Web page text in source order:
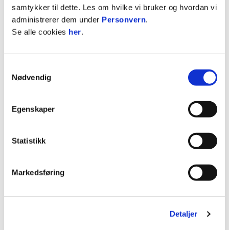
samtykker til dette. Les om hvilke vi bruker og hvordan vi
administrerer dem under Personvern.
Se alle cookies her.
Nødvendig
Egenskaper
Statistikk
Markedsføring
Detaljer
Vår 2018
Sommer 2020